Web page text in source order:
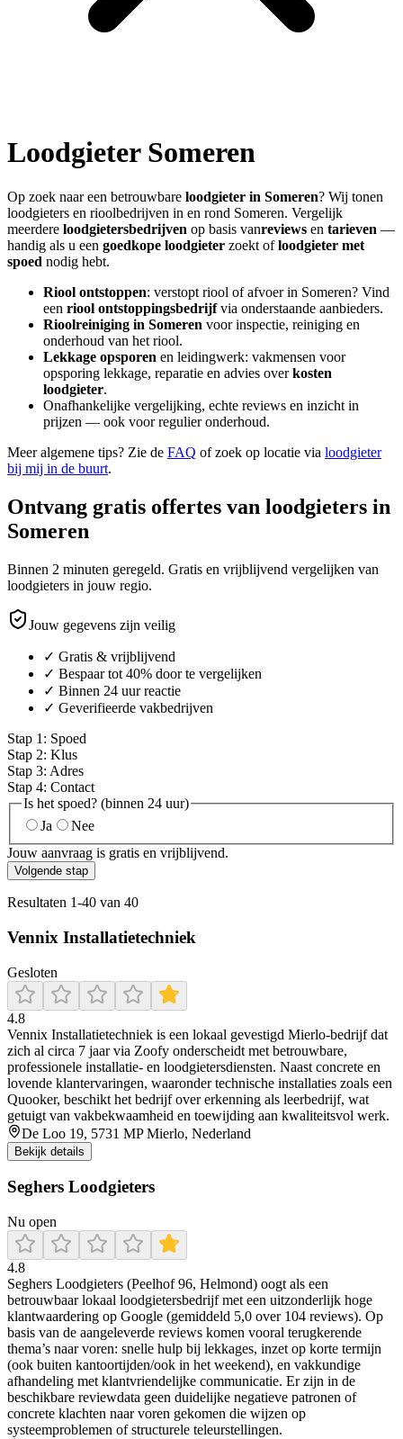
Loodgieter Someren
Op zoek naar een betrouwbare loodgieter in Someren? Wij tonen
loodgieters en rioolbedrijven in en rond Someren. Vergelijk
meerdere loodgietersbedrijven op basis vanreviews en tarieven —
handig als u een goedkope loodgieter zoekt ofloodgieter met
spoed nodig hebt.
Riool ontstoppen: verstopt riool of afvoer in Someren? Vind
een riool ontstoppingsbedrijfvia onderstaande aanbieders.
Rioolreiniging in Someren voor inspectie, reiniging en
onderhoud van het riool.
Lekkage opsporen en leidingwerk: vakmensen voor
opsporing lekkage, reparatie en advies overkosten
loodgieter.
Onafhankelijke vergelijking, echte reviews en inzicht in
prijzen — ook voor regulier onderhoud.
Meer algemene tips? Zie de FAQ of zoek op locatie via loodgieter
bij mij in de buurt.
Ontvang gratis offertes van loodgieters in
Someren
Binnen 2 minuten geregeld. Gratis en vrijblijvend vergelijken van
loodgieters in jouw regio.
Jouw gegevens zijn veilig
✓ Gratis & vrijblijvend
✓ Bespaar tot 40% door te vergelijken
✓ Binnen 24 uur reactie
✓ Geverifieerde vakbedrijven
Stap 1 : Spoed
Stap 2: Klus
Stap 3: Adres
Stap 4: Contact
Is het spoed? (binnen 24 uur)
Ja
Nee
Jouw aanvraag is gratis en vrijblijvend.
Volgende stap
Resultaten 1-40 van 40
Vennix Installatietechniek
Gesloten
4.8
Vennix Installatietechniek is een lokaal gevestigd Mierlo‑bedrijf dat
zich al circa 7 jaar via Zoofy onderscheidt met betrouwbare,
professionele installatie‑ en loodgietersdiensten. Naast concrete en
lovende klantervaringen, waaronder technische installaties zoals een
Quooker, beschikt het bedrijf over erkenning als leerbedrijf, wat
getuigt van vakbekwaamheid en toewijding aan kwaliteitsvol werk.
De Loo 19, 5731 MP Mierlo, Nederland
Bekijk details
Seghers Loodgieters
Nu open
4.8
Seghers Loodgieters (Peelhof 96, Helmond) oogt als een
betrouwbaar lokaal loodgietersbedrijf met een uitzonderlijk hoge
klantwaardering op Google (gemiddeld 5,0 over 104 reviews). Op
basis van de aangeleverde reviews komen vooral terugkerende
thema’s naar voren: snelle hulp bij lekkages, inzet op korte termijn
(ook buiten kantoortijden/ook in het weekend), en vakkundige
afhandeling met klantvriendelijke communicatie. Er zijn in de
beschikbare reviewdata geen duidelijke negatieve patronen of
concrete klachten naar voren gekomen die wijzen op
systeemproblemen of structurele teleurstellingen.